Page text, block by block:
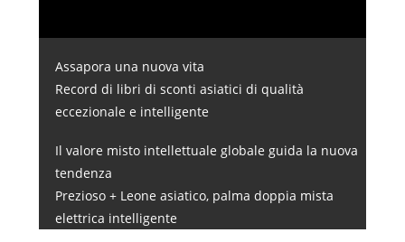
Assapora una nuova vita
Record di libri di sconti asiatici di qualità
eccezionale e intelligente
Il valore misto intellettuale globale guida la nuova
tendenza
Prezioso + Leone asiatico, palma doppia mista
elettrica intelligente